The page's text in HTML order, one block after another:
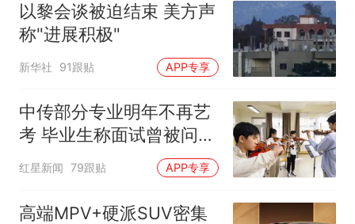
以黎会谈被迫结束 美方声
称"进展积极"
新华社 91跟贴 APP专享
中传部分专业明年不再艺
考 毕业生称面试曾被问
“如何策划晚会” 专家：遏
红星新闻 79跟贴 APP专享
高端MPV+硬派SUV密集